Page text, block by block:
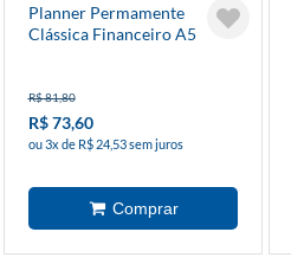
Planner Permamente
Clássica Financeiro A5
R$ 81,80
R$ 73,60
ou 3x de R$ 24,53 sem juros